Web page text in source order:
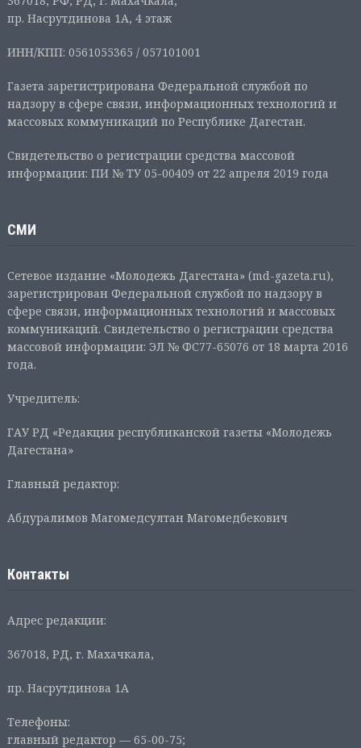
пр. Насрутдинова 1А, 4 этаж
ИНН/КПП: 0561055365 / 057101001
Газета зарегистрирована Федеральной службой по
надзору в сфере связи, информационных технологий и
массовых коммуникаций по Республике Дагестан.
Свидетельство о регистрации средства массовой
информации: ПИ № ТУ 05-00409 от 22 апреля 2019 года
СМИ
Сетевое издание «Молодежь Дагестана» (md-gazeta.ru),
зарегистрирован Федеральной службой по надзору в
сфере связи, информационных технологий и массовых
коммуникаций. Свидетельство о регистрации средства
массовой информации: ЭЛ № ФС77-65076 от 18 марта 2016
года.
Учредитель:
ГАУ РД «Редакция республиканской газеты «Молодежь
Дагестана»
Главный редактор:
Абдуралимов Магомедсултан Магомедбекович
Контакты
Адрес редакции:
367018, РД, г. Махачкала,
пр. Насрутдинова 1А
Телефоны:
главный редактор — 65-00-75;